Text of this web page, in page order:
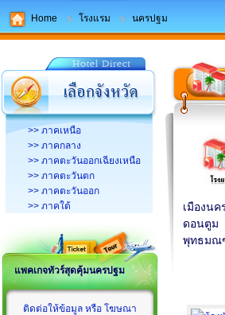
Home โรงแรม นครปฐม
>> ภาคเหนือ
>> ภาคกลาง
>> ภาคตะวันออกเฉียงเหนือ
>> ภาคตะวันตก
>> ภาคตะวันออก
>> ภาคใต้
แพคเกจทัวร์สุดคุ้มนครปฐม
ติดต่อให้ข้อมูล หรือ โฆษณา
เมืองนค
ดอนตูม
พุทธมณ